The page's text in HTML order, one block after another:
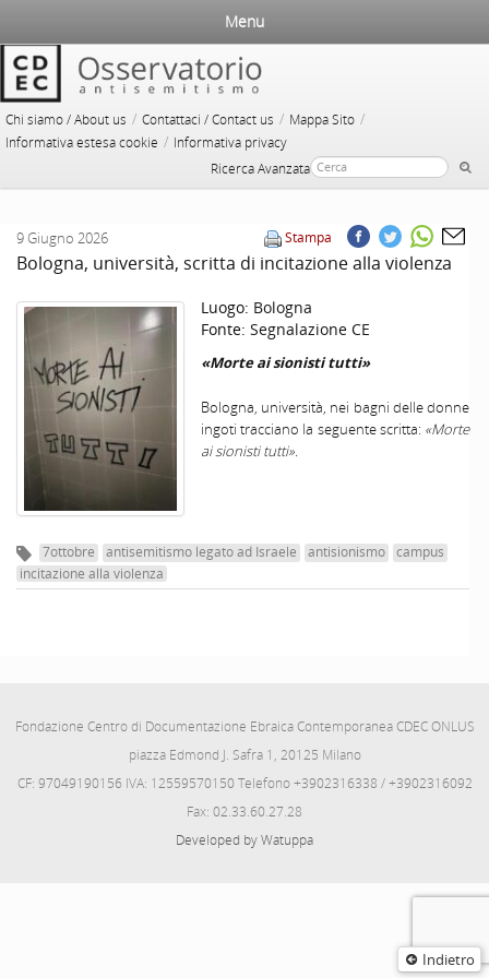
Chi siamo / About us / Contattaci / Contact us / Mappa Sito /
Informativa estesa cookie / Informativa privacy
Ricerca Avanzata
Menu
Indietro
Stampa
9 Giugno 2026
Bologna, università, scritta di incitazione alla violenza
Luogo: Bologna
Fonte: Segnalazione CE
«Morte ai sionisti tutti»
Bologna, università, nei bagni delle donne
ingoti tracciano la seguente scritta: «Morte
ai sionisti tutti».
7ottobre antisemitismo legato ad Israele antisionismo
campus
incitazione alla violenza
Fondazione Centro di Documentazione Ebraica Contemporanea CDEC ONLUS
piazza Edmond J. Safra 1, 20125 Milano
CF: 97049190156 IVA: 12559570150 Telefono +3902316338 / +3902316092
Fax: 02.33.60.27.28
Developed by Watuppa